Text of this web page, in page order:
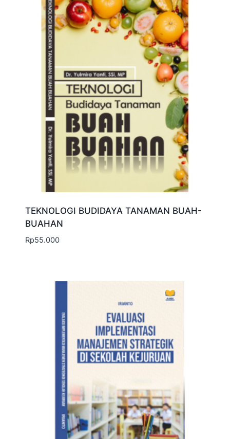
TEKNOLOGI BUDIDAYA TANAMAN BUAH-
BUAHAN
Rp55.000